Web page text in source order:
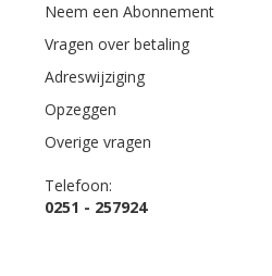
Neem een Abonnement
Vragen over betaling
Adreswijziging
Opzeggen
Overige vragen
Telefoon:
0251 - 257924